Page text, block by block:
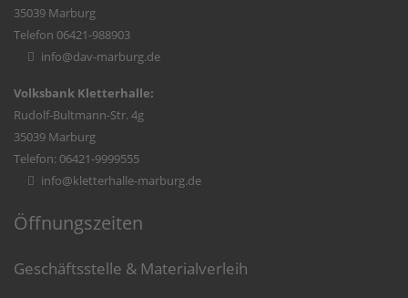
35039 Marburg
Telefon 06421-988903
info@dav-marburg.de
Volksbank Kletterhalle:
Rudolf-Bultmann-Str. 4g
35039 Marburg
Telefon: 06421-9999555
info@kletterhalle-marburg.de
Öffnungszeiten
Geschäftsstelle & Materialverleih